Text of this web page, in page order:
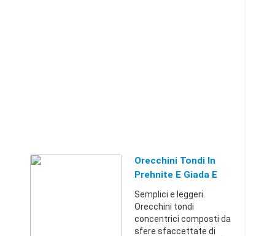
Orecchini Tondi In
Prehnite E Giada E
Argento 925
Semplici e leggeri.
Orecchini tondi
concentrici composti da
sfere sfaccettate di